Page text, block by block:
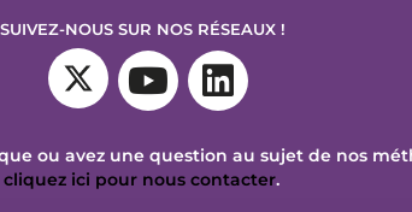
SUIVEZ-NOUS SUR NOS RÉSEAUX !
ou avez une question au sujet de nos
cliquez ici pour nous contacter.